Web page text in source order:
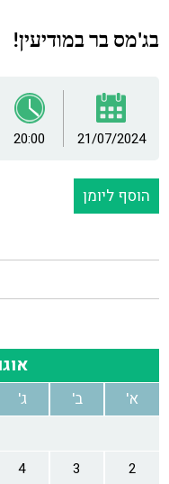
בג'מס בר במודיעין!
21/07/2024
20:00
הוסף ליומן